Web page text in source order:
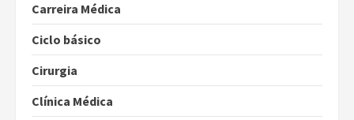
Carreira Médica
Ciclo básico
Cirurgia
Clínica Médica